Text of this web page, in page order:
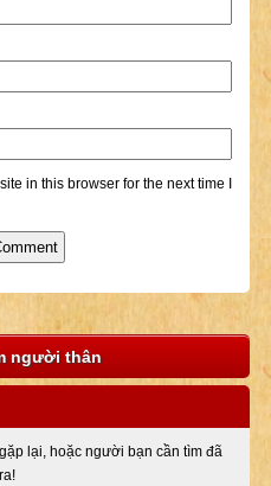
in this browser for the next time I
người thân
lại, hoặc người bạn cần tìm đã